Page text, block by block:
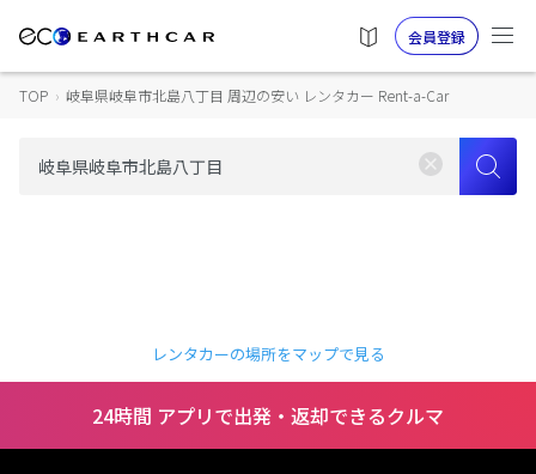
会員登録
TOP › 岐阜県岐阜市北島八丁目 周辺の安い レンタカー Rent-a-Car
レンタカーの場所をマップで見る
24時間 アプリで出発・返却できるクルマ